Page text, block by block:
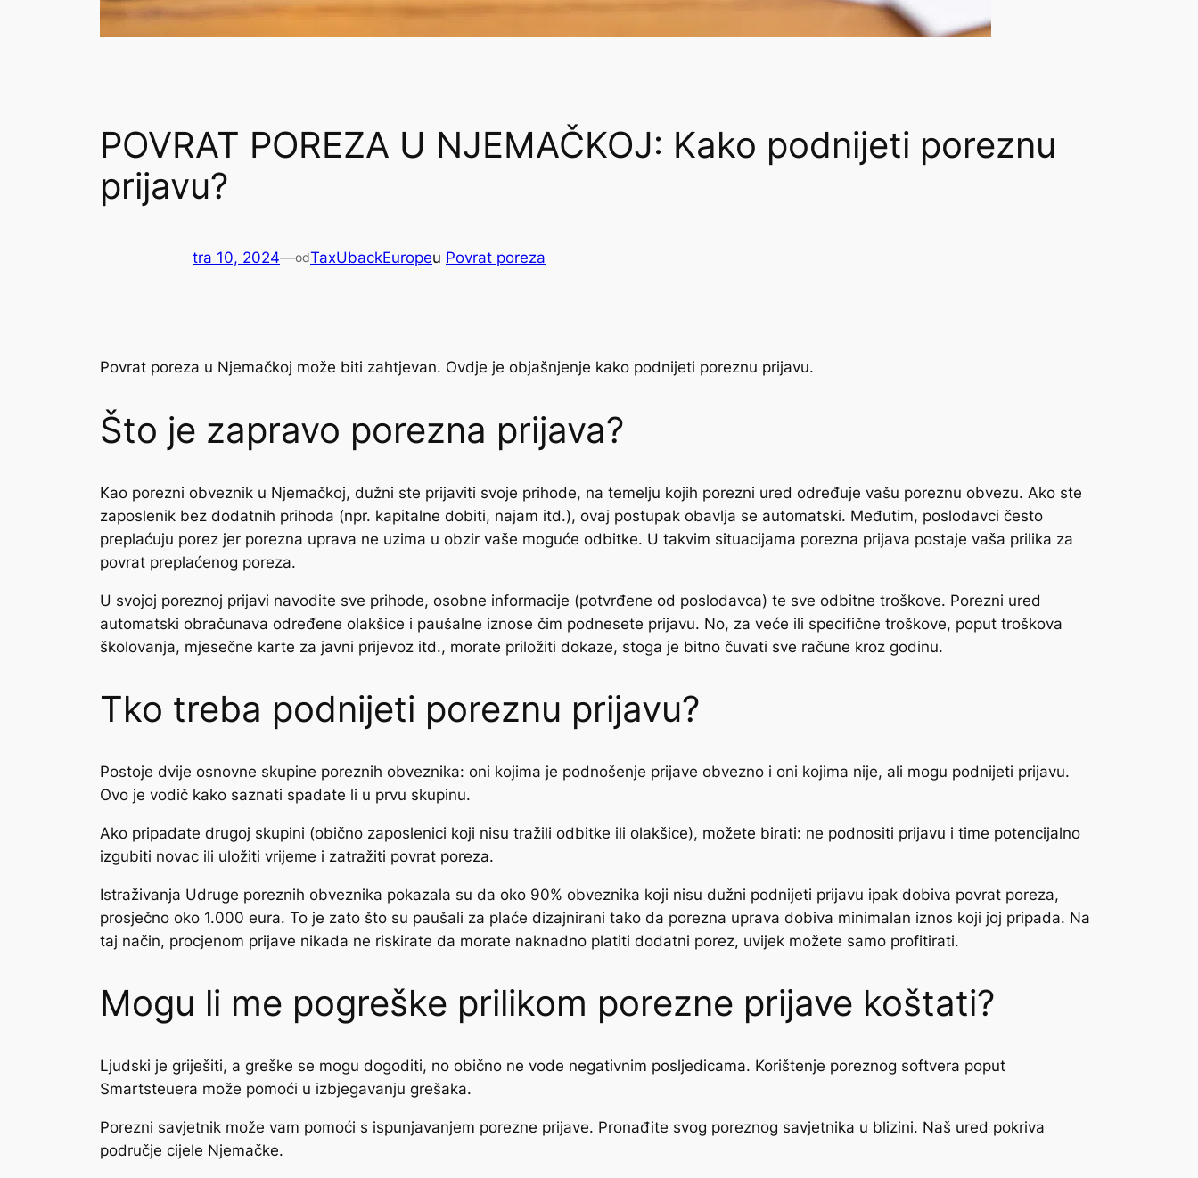
POVRAT POREZA U NJEMAČKOJ: Kako podnijeti poreznu
prijavu?
tra 10, 2024—odTaxUbackEuropeu Povrat poreza
Povrat poreza u Njemačkoj može biti zahtjevan. Ovdje je objašnjenje kako podnijeti poreznu prijavu.
Što je zapravo porezna prijava?
Kao porezni obveznik u Njemačkoj, dužni ste prijaviti svoje prihode, na temelju kojih porezni ured određuje vašu poreznu obvezu. Ako ste
zaposlenik bez dodatnih prihoda (npr. kapitalne dobiti, najam itd.), ovaj postupak obavlja se automatski. Međutim, poslodavci često
preplaćuju porez jer porezna uprava ne uzima u obzir vaše moguće odbitke. U takvim situacijama porezna prijava postaje vaša prilika za
povrat preplaćenog poreza.
U svojoj poreznoj prijavi navodite sve prihode, osobne informacije (potvrđene od poslodavca) te sve odbitne troškove. Porezni ured
automatski obračunava određene olakšice i paušalne iznose čim podnesete prijavu. No, za veće ili specifične troškove, poput troškova
školovanja, mjesečne karte za javni prijevoz itd., morate priložiti dokaze, stoga je bitno čuvati sve račune kroz godinu.
Tko treba podnijeti poreznu prijavu?
Postoje dvije osnovne skupine poreznih obveznika: oni kojima je podnošenje prijave obvezno i oni kojima nije, ali mogu podnijeti prijavu.
Ovo je vodič kako saznati spadate li u prvu skupinu.
Ako pripadate drugoj skupini (obično zaposlenici koji nisu tražili odbitke ili olakšice), možete birati: ne podnositi prijavu i time potencijalno
izgubiti novac ili uložiti vrijeme i zatražiti povrat poreza.
Istraživanja Udruge poreznih obveznika pokazala su da oko 90% obveznika koji nisu dužni podnijeti prijavu ipak dobiva povrat poreza,
prosječno oko 1.000 eura. To je zato što su paušali za plaće dizajnirani tako da porezna uprava dobiva minimalan iznos koji joj pripada. Na
taj način, procjenom prijave nikada ne riskirate da morate naknadno platiti dodatni porez, uvijek možete samo profitirati.
Mogu li me pogreške prilikom porezne prijave koštati?
Ljudski je griješiti, a greške se mogu dogoditi, no obično ne vode negativnim posljedicama. Korištenje poreznog softvera poput
Smartsteuera može pomoći u izbjegavanju grešaka.
Porezni savjetnik može vam pomoći s ispunjavanjem porezne prijave. Pronađite svog poreznog savjetnika u blizini. Naš ured pokriva
područje cijele Njemačke.